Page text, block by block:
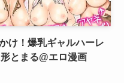
け！爆乳ギャルハーレ
とまる@エロ漫画